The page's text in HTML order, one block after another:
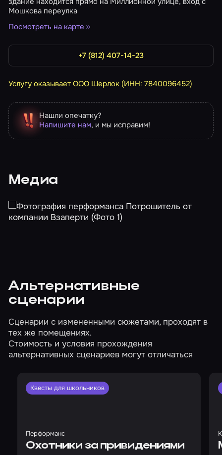
Мошкова переулка
Посмотреть на карте
+7 (812) 407-14-23
Услугу оказывает ООО Шерлок (ИНН: 7840096452)
Нашли опечатку?
Напишите нам, и мы исправим!
Медиа
Альтернативные
сценарии
Сценарии с измененными сюжетами, проходят в
тех же помещениях.
Стоимость и условия прохождения
альтернативных сценариев могут отличаться
Квесты для школьников
Перформанс
Охотники за привидениями